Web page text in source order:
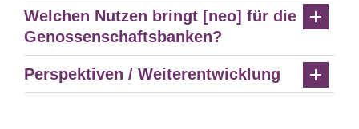
Welchen Nutzen bringt [neo] für die
Genossenschaftsbanken?
Perspektiven / Weiterentwicklung